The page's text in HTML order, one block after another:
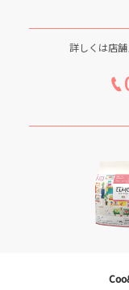
詳しくは店